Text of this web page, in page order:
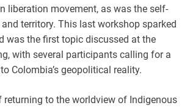
liberation movement, as was the self-
territory. This last workshop sparked
was the first topic discussed at the
with several participants calling for a
Colombia’s geopolitical reality.
returning to the worldview of Indigenous